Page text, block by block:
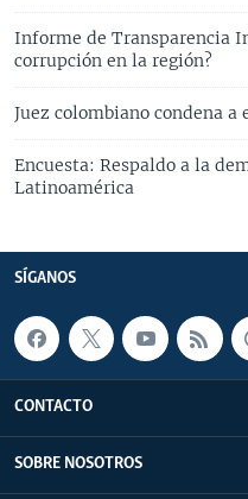
Informe de Transparencia
corrupción en la región?
Juez colombiano condena a
Encuesta: Respaldo a la
Latinoamérica
SÍGANOS
CONTACTO
SOBRE NOSOTROS